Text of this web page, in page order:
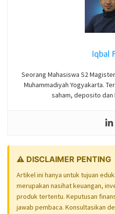
Iqbal
Seorang Mahasiswa S2
Muhammadiyah Yogyakarta.
saham, deposito dan
⚠️ DISCLAIMER PENTING
Artikel ini hanya untuk tujuan
merupakan nasihat keuangan,
produk tertentu. Keputusan
jawab pembaca. Konsultasikan